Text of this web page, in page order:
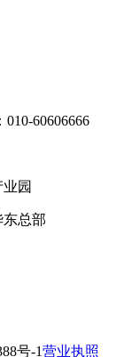
60606666
园
总部
号-1营业执照